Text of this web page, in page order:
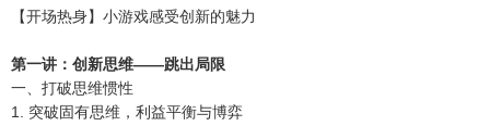
【开场热身】小游戏感受创新的魅力
第一讲：创新思维——跳出局限
一、打破思维惯性
1. 突破固有思维，利益平衡与博弈